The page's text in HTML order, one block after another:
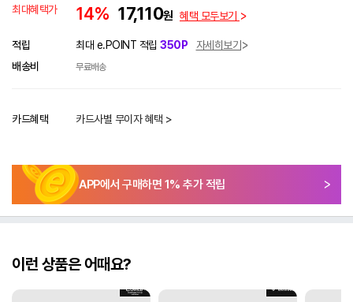
최대혜택가
14% 17,110원 혜택 모두보기
적립 최대 e.POINT 적립 350P
자세히보기
배송비
무료배송
카드혜택 카드사별 무이자 혜택 >
APP에서 구매하면 1% 추가 적립
이런 상품은 어때요?